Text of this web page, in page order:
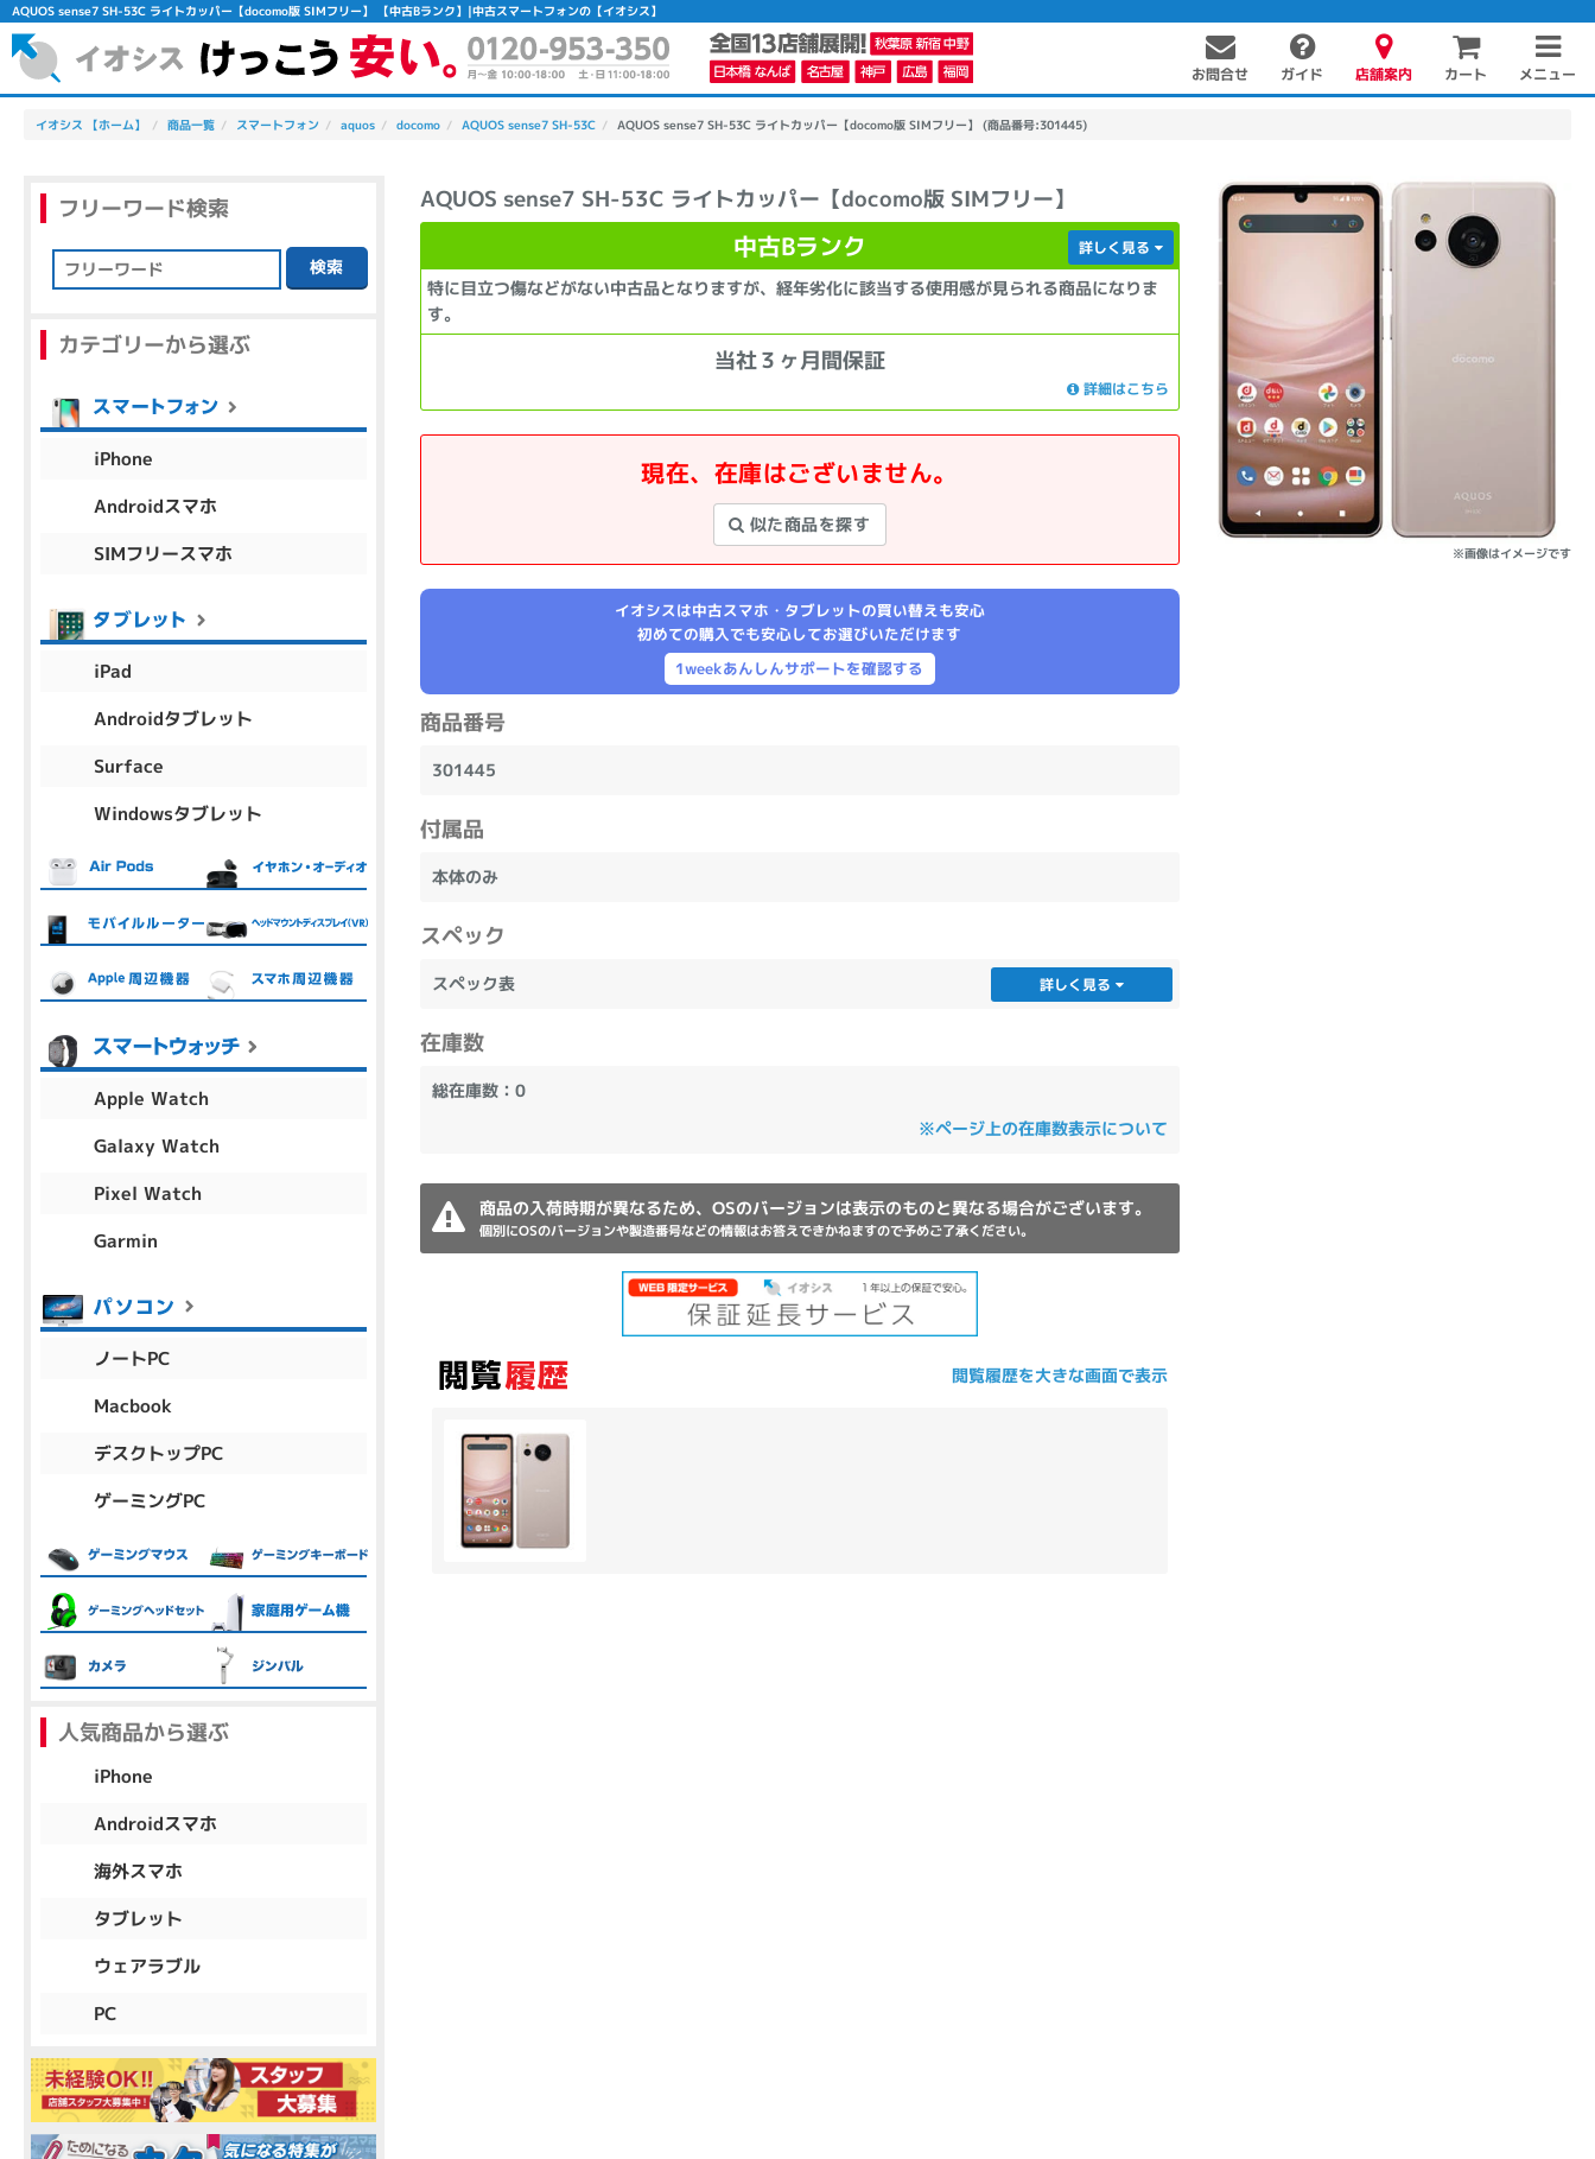
AQUOS sense7 SH-53C ライトカッパー【docomo版 SIMフリー】 【中古Bランク】|中古スマートフォンの【イオシス】
お問合せ ガイド 店舗案内 カート メニュー
イオシス 【ホーム】 商品一覧 スマートフォン aquos docomo AQUOS sense7 SH-53C AQUOS sense7 SH-53C ライトカッパー【docomo版 SIMフリー】 (商品番号:301445)
AQUOS sense7 SH-53C ライトカッパー【docomo版 SIMフリー】
※画像はイメージです
中古Bランク
特に目立つ傷などがない中古品となりますが、経年劣化に該当する使用感が見られる商品になりま
す。
詳しく見る
当社３ヶ月間保証
詳細はこちら
現在、在庫はございません。
似た商品を探す
イオシスは中古スマホ・タブレットの買い替えも安心
初めての購入でも安心してお選びいただけます
1weekあんしんサポートを確認する
商品番号
301445
付属品
本体のみ
スペック
スペック表 詳しく見る
在庫数
総在庫数：0
※ページ上の在庫数表示について
商品の入荷時期が異なるため、OSのバージョンは表示のものと異なる場合がございます。
個別にOSのバージョンや製造番号などの情報はお答えできかねますので予めご了承ください。
閲覧履歴を大きな画面で表示
フリーワード検索
検索
カテゴリーから選ぶ
iPhone
Androidスマホ
SIMフリースマホ
iPad
Androidタブレット
Surface
Windowsタブレット
Apple Watch
Galaxy Watch
Pixel Watch
Garmin
ノートPC
Macbook
デスクトップPC
ゲーミングPC
人気商品から選ぶ
iPhone
Androidスマホ
海外スマホ
タブレット
ウェアラブル
PC
かんたんパソコン検索に切り替える
除外ワード
人気の検索ワード：Let's note EliteBook
カテゴリー
ノートPC デスクPC PCパーツ ソフト
商品シリーズ名・ブランド名の絞り込み。
Thinkpad VAIO
aspire Inspiron
メーカー
Apple SONY TOSHIBA Panasonic FUJITSU
Asus HP
商品の搭載機能による絞り込み
Webカメラ内蔵
ランク
商品状態の絞り込み
新品/未使用 中古 新品 Aランク
メモリ
~
容量
~
モニタサイズ
円 ～
各項目のチェックボックスは「or検索」となります。